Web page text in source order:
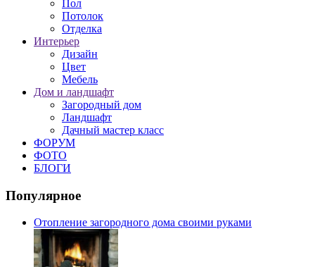
Пол
Потолок
Отделка
Интерьер
Дизайн
Цвет
Мебель
Дом и ландшафт
Загородный дом
Ландшафт
Дачный мастер класс
ФОРУМ
ФОТО
БЛОГИ
Популярное
Отопление загородного дома своими руками